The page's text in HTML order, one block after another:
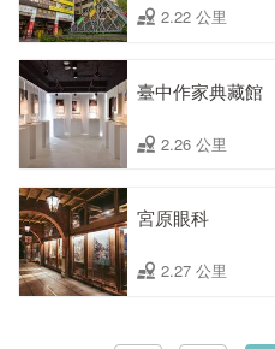
2.22 公里
臺中作家典藏館
2.26 公里
宮原眼科
2.27 公里